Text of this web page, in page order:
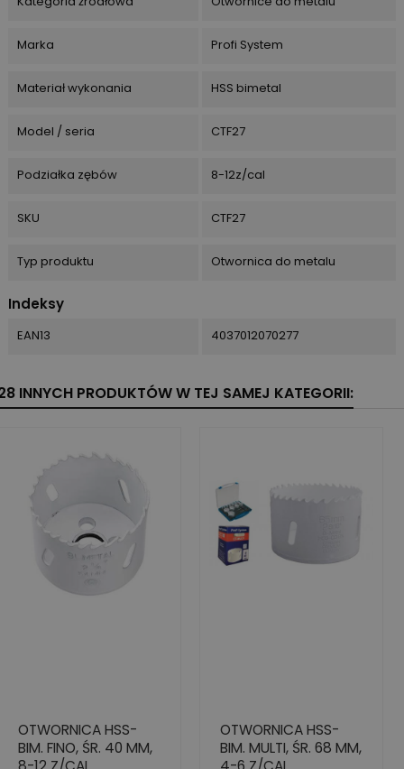
Marka Profi System
Materiał wykonania HSS bimetal
Model / seria CTF27
Podziałka zębów 8-12z/cal
SKU CTF27
Typ produktu Otwornica do metalu
Indeksy
EAN13 4037012070277
INNYCH PRODUKTÓW W TEJ SAMEJ KATEGORII:
OTWORNICA HSS-
BIM. FINO, ŚR. 40 MM,
OTWORNICA HSS-
BIM. MULTI, ŚR. 68 MM,